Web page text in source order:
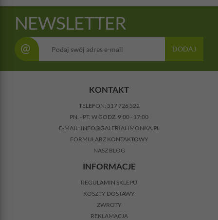
NEWSLETTER
@ DODAJ
KONTAKT
TELEFON: 517 726 522
PN. - PT. W GODZ. 9:00 - 17:00
E-MAIL: INFO@GALERIALIMONKA.PL
FORMULARZ KONTAKTOWY
NASZ BLOG
INFORMACJE
REGULAMIN SKLEPU
KOSZTY DOSTAWY
ZWROTY
REKLAMACJA